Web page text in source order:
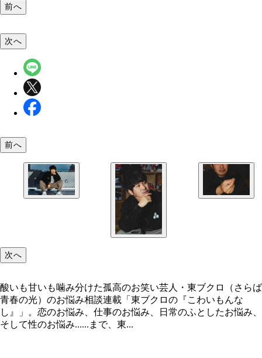
前へ
東ブクロ氏の好みの粘度
次へ
前へ
次へ
酸いも甘いも噛み分けた孤高のお笑い芸人・東ブクロ（さらば
青春の光）のお悩み相談連載「東ブクロの『こわいもんな
し』」。恋のお悩み、仕事のお悩み、日常のふとしたお悩み、
そして性のお悩み......まで、東...